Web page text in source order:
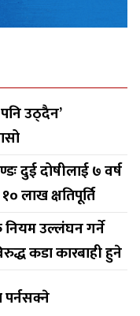
उठ्दैन’
दुई दोषीलाई ७ वर्ष
लाख क्षतिपूर्ति
नियम उल्लंघन गर्ने
कडा कारबाही हुने
पर्नसक्ने